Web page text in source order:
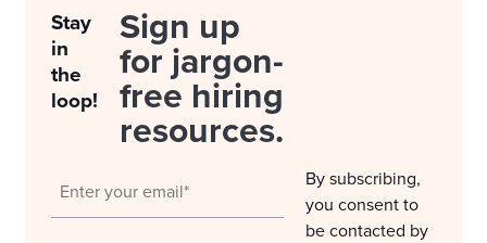
Stay
in
the
loop!
Sign up
for jargon-
free hiring
resources.
By subscribing,
you consent to
be contacted by